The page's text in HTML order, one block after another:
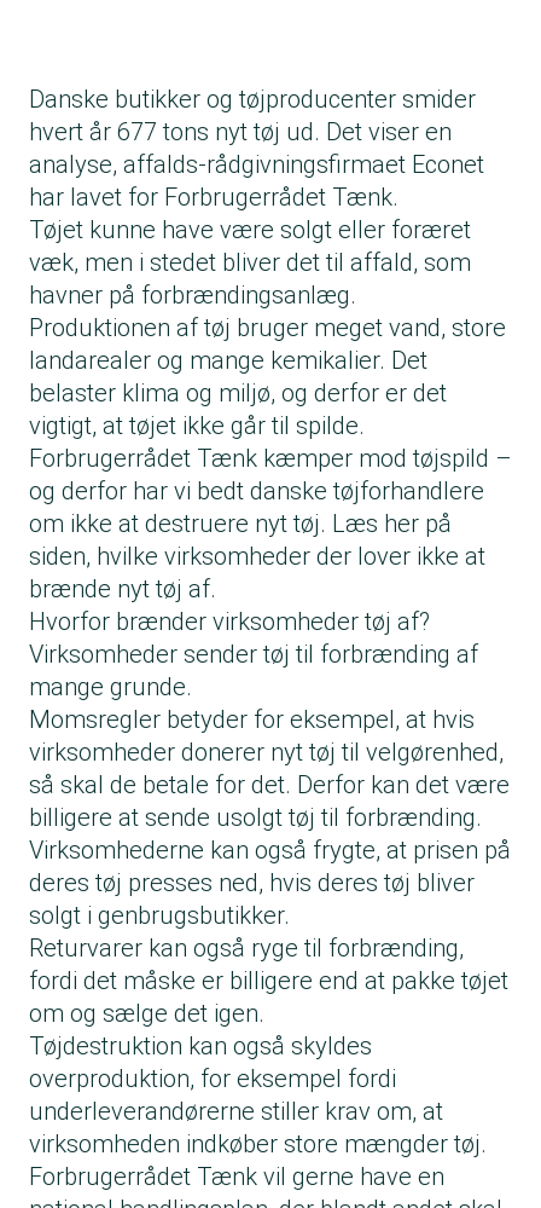
Danske butikker og tøjproducenter smider
hvert år 677 tons nyt tøj ud. Det viser en
analyse, affalds-rådgivningsfirmaet Econet
har lavet for Forbrugerrådet Tænk.
Tøjet kunne have være solgt eller foræret
væk, men i stedet bliver det til affald, som
havner på forbrændingsanlæg.
Produktionen af tøj bruger meget vand, store
landarealer og mange kemikalier. Det
belaster klima og miljø, og derfor er det
vigtigt, at tøjet ikke går til spilde.
Forbrugerrådet Tænk kæmper mod tøjspild –
og derfor har vi bedt danske tøjforhandlere
om ikke at destruere nyt tøj. Læs her på
siden, hvilke virksomheder der lover ikke at
brænde nyt tøj af.
Hvorfor brænder virksomheder tøj af?
Virksomheder sender tøj til forbrænding af
mange grunde.
Momsregler betyder for eksempel, at hvis
virksomheder donerer nyt tøj til velgørenhed,
så skal de betale for det. Derfor kan det være
billigere at sende usolgt tøj til forbrænding.
Virksomhederne kan også frygte, at prisen på
deres tøj presses ned, hvis deres tøj bliver
solgt i genbrugsbutikker.
Returvarer kan også ryge til forbrænding,
fordi det måske er billigere end at pakke tøjet
om og sælge det igen.
Tøjdestruktion kan også skyldes
overproduktion, for eksempel fordi
underleverandørerne stiller krav om, at
virksomheden indkøber store mængder tøj.
Forbrugerrådet Tænk vil gerne have en